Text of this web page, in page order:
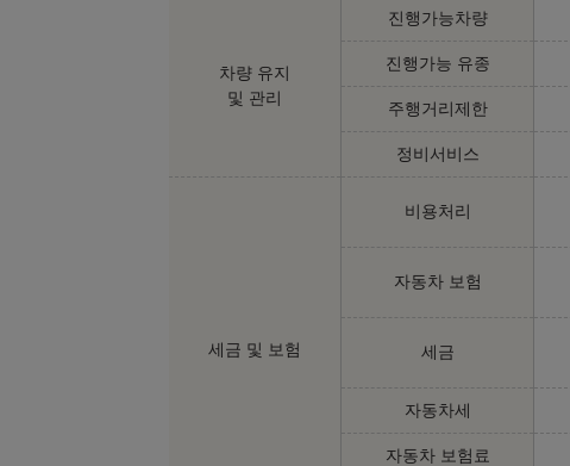
차량 유지
및 관리
진행가능차량
진행가능 유종
주행거리제한
정비서비스
세금 및 보험
비용처리
자동차 보험
세금
자동차세
자동차 보험료